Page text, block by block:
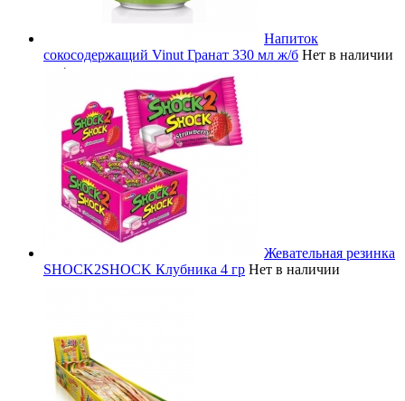
Напиток
сокосодержащий Vinut Гранат 330 мл ж/б Нет в наличии
Жевательная резинка
SHOCK2SHOCK Клубника 4 гр Нет в наличии